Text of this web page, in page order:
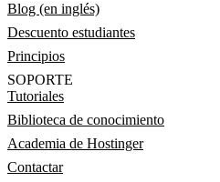
Blog (en inglés)
Descuento estudiantes
Principios
SOPORTE
Tutoriales
Biblioteca de conocimiento
Academia de Hostinger
Contactar